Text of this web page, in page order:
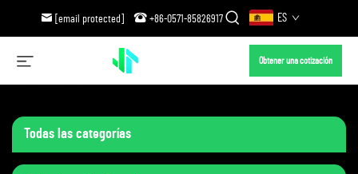
[email protected] +86-0571-85826917 ES
Obtener una cotización
Todas las categorías